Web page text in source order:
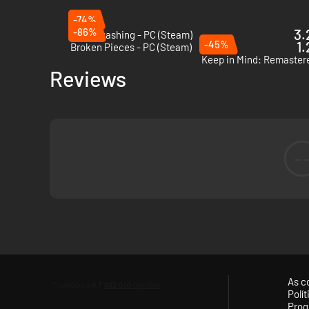
-74%
Mouthwashing - PC (Steam)
-86%
Broken Pieces - PC (Steam)
-45%
Keep in Mind:
Reviews
As